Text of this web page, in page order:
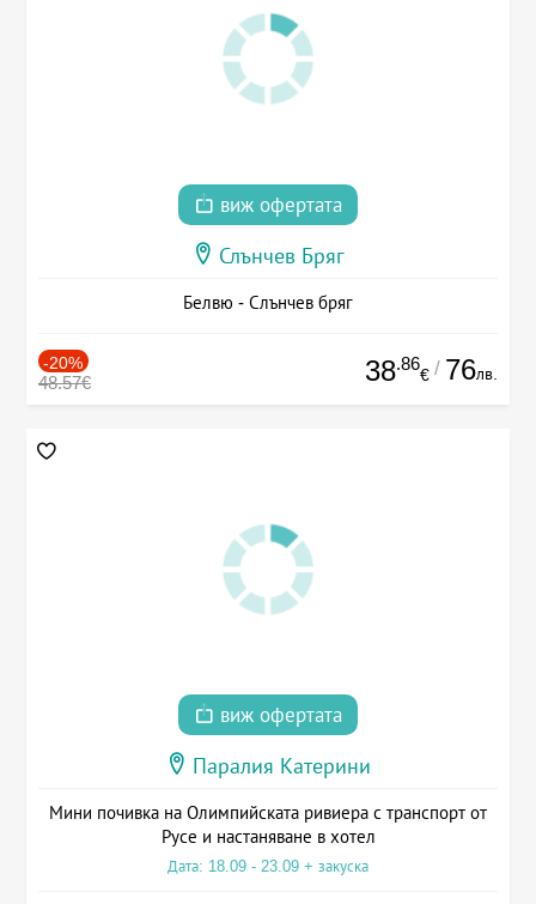
виж офертата
Слънчев Бряг
Белвю - Слънчев бряг
-20%
48.57€ 38.86
€ / 76лв.
виж офертата
Паралия Катерини
Мини почивка на Олимпийската ривиера с транспорт от
Русе и настаняване в хотел
Дата: 18.09 - 23.09 + закуска